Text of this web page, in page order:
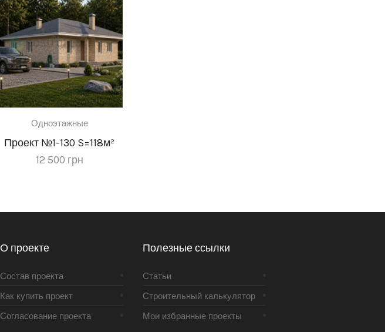
Одноэтажные
Проект №1-130 S=118м²
12 500 грн
О проекте
Состав проекта
Как купить проект
Согласование проекта
Полезные ссылки
Статьи
Строительный калькулятор
Мои избранные проекты